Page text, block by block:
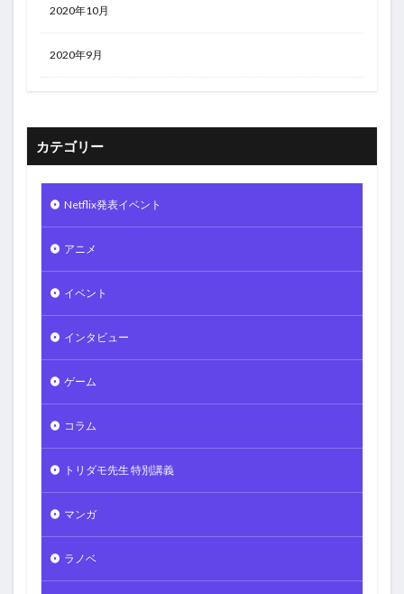
2020年10月
2020年9月
カテゴリー
Netflix発表イベント
アニメ
イベント
インタビュー
ゲーム
コラム
トリダモ先生 特別講義
マンガ
ラノベ